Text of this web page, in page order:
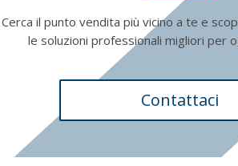
Cerca il punto vendita più vicino a te e
le soluzioni professionali migliori per
Contattaci